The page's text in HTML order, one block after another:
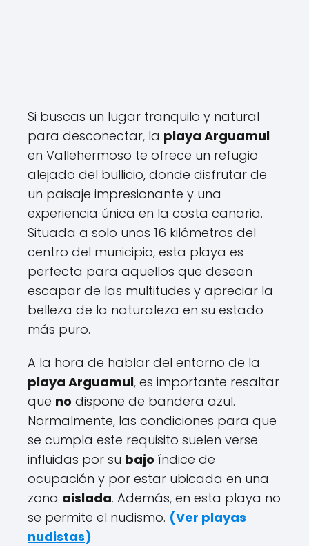
Si buscas un lugar tranquilo y natural
para desconectar, la playa Arguamul
en Vallehermoso te ofrece un refugio
alejado del bullicio, donde disfrutar de
un paisaje impresionante y una
experiencia única en la costa canaria.
Situada a solo unos 16 kilómetros del
centro del municipio, esta playa es
perfecta para aquellos que desean
escapar de las multitudes y apreciar la
belleza de la naturaleza en su estado
más puro.
A la hora de hablar del entorno de la
playa Arguamul, es importante resaltar
que no dispone de bandera azul.
Normalmente, las condiciones para que
se cumpla este requisito suelen verse
influidas por su bajo índice de
ocupación y por estar ubicada en una
zona aislada. Además, en esta playa no
se permite el nudismo. (Ver playas
nudistas)